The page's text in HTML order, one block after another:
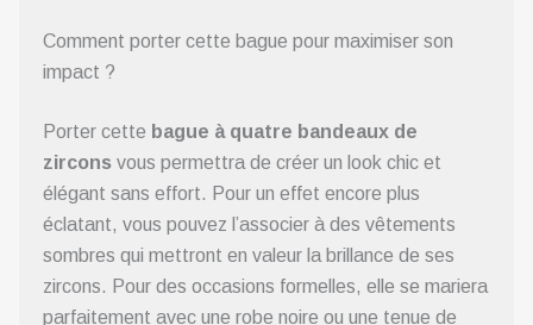
Comment porter cette bague pour maximiser son
impact ?
Porter cette bague à quatre bandeaux de
zircons vous permettra de créer un look chic et
élégant sans effort. Pour un effet encore plus
éclatant, vous pouvez l’associer à des vêtements
sombres qui mettront en valeur la brillance de ses
zircons. Pour des occasions formelles, elle se mariera
parfaitement avec une robe noire ou une tenue de